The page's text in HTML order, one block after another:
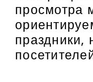
просмотра
праздники,